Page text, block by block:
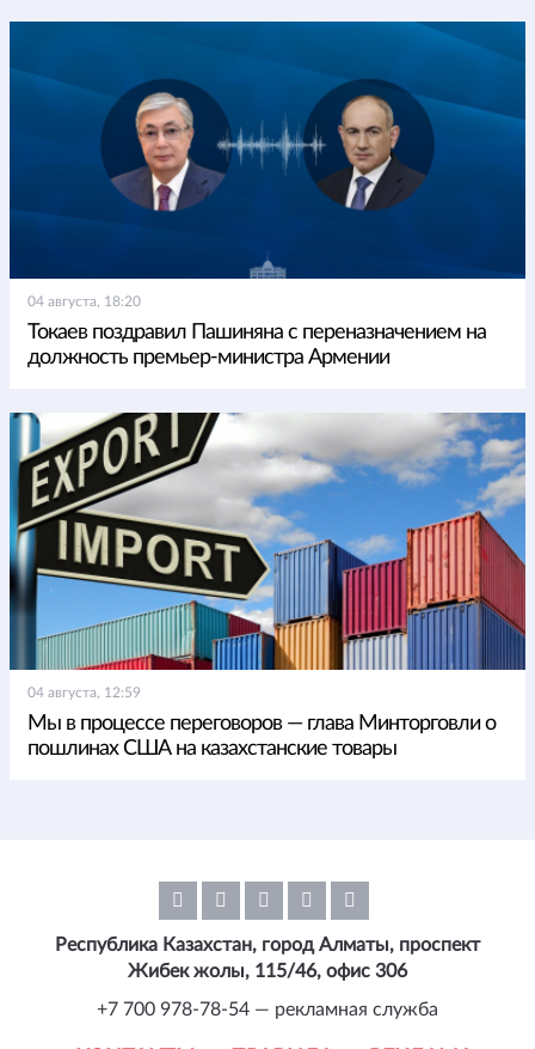
04 августа, 18:20
Токаев поздравил Пашиняна с переназначением на
должность премьер-министра Армении
04 августа, 12:59
Мы в процессе переговоров — глава Минторговли о
пошлинах США на казахстанские товары
Республика Казахстан, город Алматы, проспект
Жибек жолы, 115/46, офис 306
+7 700 978-78-54 — рекламная служба